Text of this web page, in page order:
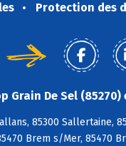
Protection des
Grain De Sel (85270)
85300 Sallertaine,
Brem s/Mer, 85470